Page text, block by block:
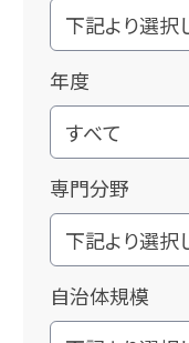
年度
専門分野
自治体規模